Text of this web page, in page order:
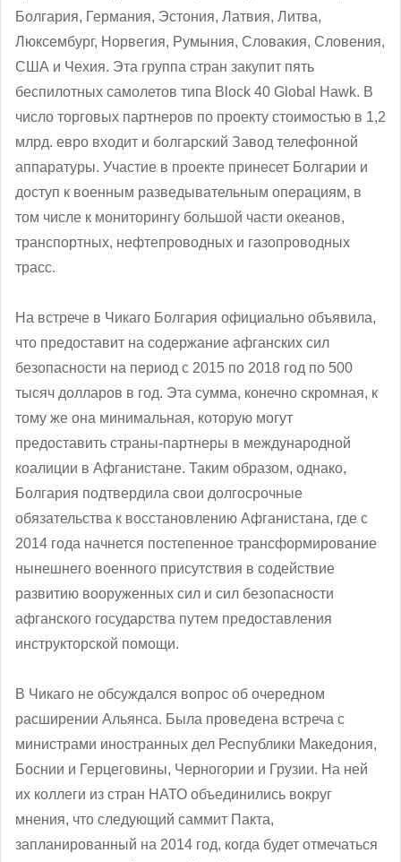
Болгария, Германия, Эстония, Латвия, Литва,
Люксембург, Норвегия, Румыния, Словакия, Словения,
США и Чехия. Эта группа стран закупит пять
беспилотных самолетов типа Block 40 Global Hawk. В
число торговых партнеров по проекту стоимостью в 1,2
млрд. евро входит и болгарский Завод телефонной
аппаратуры. Участие в проекте принесет Болгарии и
доступ к военным разведывательным операциям, в
том числе к мониторингу большой части океанов,
транспортных, нефтепроводных и газопроводных
трасс.
На встрече в Чикаго Болгария официально объявила,
что предоставит на содержание афганских сил
безопасности на период с 2015 по 2018 год по 500
тысяч долларов в год. Эта сумма, конечно скромная, к
тому же она минимальная, которую могут
предоставить страны-партнеры в международной
коалиции в Афганистане. Таким образом, однако,
Болгария подтвердила свои долгосрочные
обязательства к восстановлению Афганистана, где с
2014 года начнется постепенное трансформирование
нынешнего военного присутствия в содействие
развитию вооруженных сил и сил безопасности
афганского государства путем предоставления
инструкторской помощи.
В Чикаго не обсуждался вопрос об очередном
расширении Альянса. Была проведена встреча с
министрами иностранных дел Республики Македония,
Боснии и Герцеговины, Черногории и Грузии. На ней
их коллеги из стран НАТО объединились вокруг
мнения, что следующий саммит Пакта,
запланированный на 2014 год, когда будет отмечаться